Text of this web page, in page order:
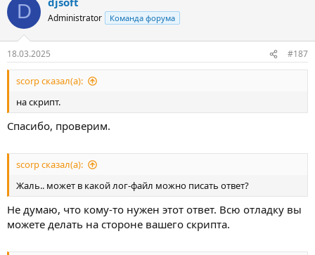
D Administrator Команда форума
18.03.2025 #187
scorp сказал(а):
на скрипт.
Спасибо, проверим.
scorp сказал(а):
Жаль.. может в какой лог-файл можно писать ответ?
Не думаю, что кому-то нужен этот ответ. Всю отладку вы
можете делать на стороне вашего скрипта.